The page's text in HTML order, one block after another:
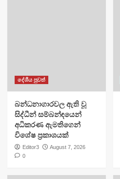
දේශීය පුවත්
බන්ධනාගාරවල ඇති වූ
සිද්ධීන් සම්බන්ඳයෙන්
අධිකරණ ඇමතිගෙන්
විශේෂ ප්‍රකාශයක්
Editor3
August 7, 2026
0